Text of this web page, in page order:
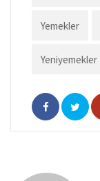
Yemekler
Yeniyemekler